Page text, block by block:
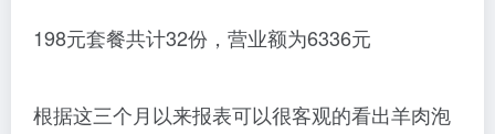
198元套餐共计32份，营业额为6336元
根据这三个月以来报表可以很客观的看出羊肉泡